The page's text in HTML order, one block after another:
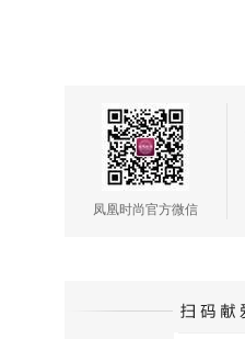
凤凰时尚官方微信